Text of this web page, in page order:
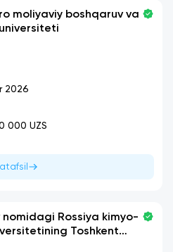
moliyaviy boshqaruv va
2026
000 UZS
nomidagi Rossiya kimyo-
Toshkent